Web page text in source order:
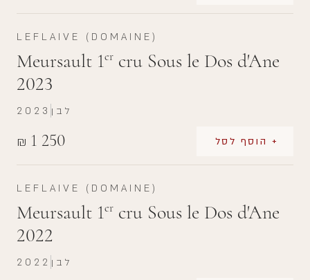
LEFLAIVE (DOMAINE)
Meursault 1er cru Sous le Dos d'Ane
2023
₪ 1 250 + הוסף לסל
2023 לבן
LEFLAIVE (DOMAINE)
Meursault 1er cru Sous le Dos d'Ane
2022
2022 לבן